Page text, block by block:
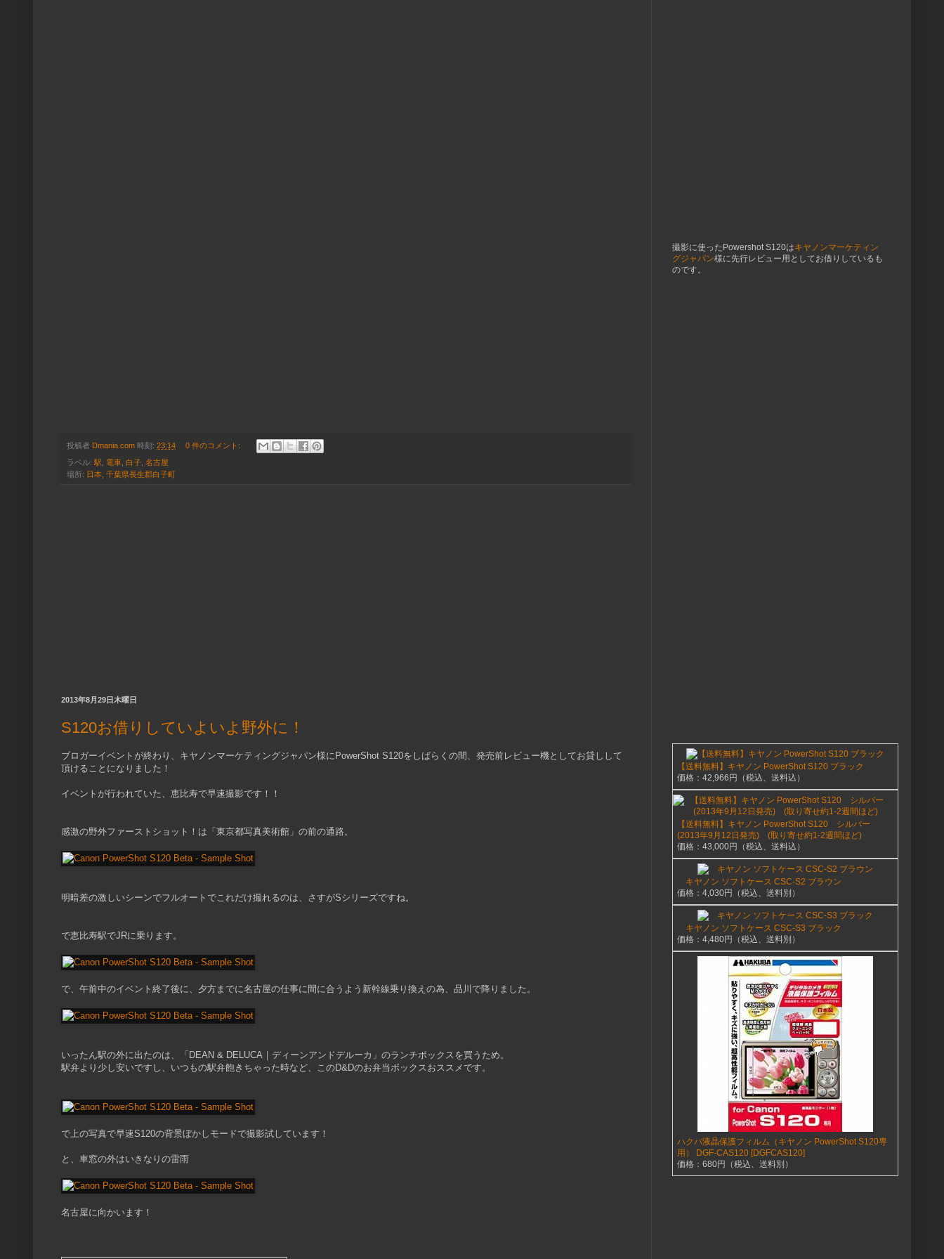
投稿者 Dmania.com 時刻: 23:14 0 件のコメント:
ラベル: 駅, 電車, 白子, 名古屋
場所: 日本, 千葉県長生郡白子町
2013年8月29日木曜日
S120お借りしていよいよ野外に！
ブロガーイベントが終わり、キヤノンマーケティングジャパン様にPowerShot S120をしばらくの間、発売前レビュー機としてお貸しして
頂けることになりました！
イベントが行われていた、恵比寿で早速撮影です！！
感激の野外ファーストショット！は「東京都写真美術館」の前の通路。
明暗差の激しいシーンでフルオートでこれだけ撮れるのは、さすがSシリーズですね。
で恵比寿駅でJRに乗ります。
で、午前中のイベント終了後に、夕方までに名古屋の仕事に間に合うよう新幹線乗り換えの為、品川で降りました。
いったん駅の外に出たのは、「DEAN & DELUCA｜ディーンアンドデルーカ」のランチボックスを買うため。
駅弁より少し安いですし、いつもの駅弁飽きちゃった時など、このD&Dのお弁当ボックスおススメです。
で上の写真で早速S120の背景ぼかしモードで撮影試しています！
と、車窓の外はいきなりの雷雨
名古屋に向かいます！
撮影に使ったPowershot S120はキヤノンマーケティン
グジャパン様に先行レビュー用としてお借りしているも
のです。
【送料無料】キヤノン PowerShot S120 ブラック
価格：42,966円（税込、送料込）
【送料無料】キヤノン PowerShot S120 シルバー
(2013年9月12日発売) (取り寄せ約1-2週間ほど)
価格：43,000円（税込、送料込）
キヤノン ソフトケース CSC-S2 ブラウン
価格：4,030円（税込、送料別）
キヤノン ソフトケース CSC-S3 ブラック
価格：4,480円（税込、送料別）
ハクバ液晶保護フィルム（キヤノン PowerShot S120専
用） DGF-CAS120 [DGFCAS120]
価格：680円（税込、送料別）